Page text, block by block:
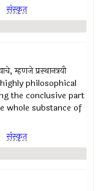
संस्कृत
म्हणजे प्रस्थानत्रयी
philosophical
the conclusive part
whole substance of
संस्कृत